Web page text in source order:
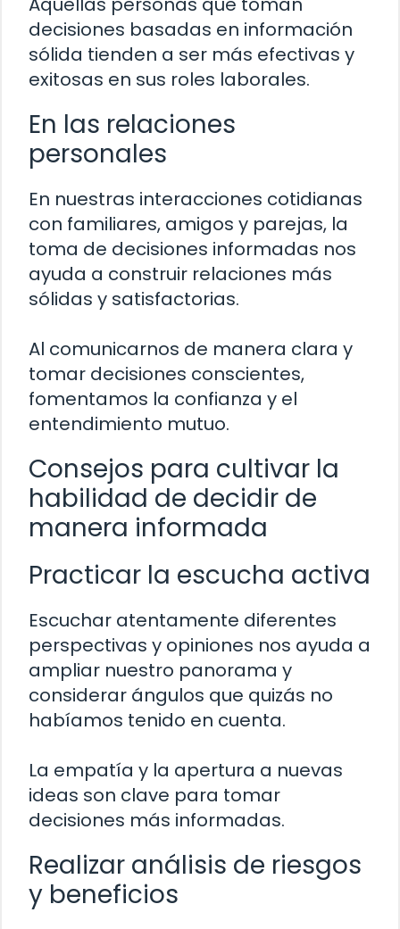
decisiones basadas en información
sólida tienden a ser más efectivas y
exitosas en sus roles laborales.
En las relaciones
personales
En nuestras interacciones cotidianas
con familiares, amigos y parejas, la
toma de decisiones informadas nos
ayuda a construir relaciones más
sólidas y satisfactorias.
Al comunicarnos de manera clara y
tomar decisiones conscientes,
fomentamos la confianza y el
entendimiento mutuo.
Consejos para cultivar la
habilidad de decidir de
manera informada
Practicar la escucha activa
Escuchar atentamente diferentes
perspectivas y opiniones nos ayuda a
ampliar nuestro panorama y
considerar ángulos que quizás no
habíamos tenido en cuenta.
La empatía y la apertura a nuevas
ideas son clave para tomar
decisiones más informadas.
Realizar análisis de riesgos
y beneficios